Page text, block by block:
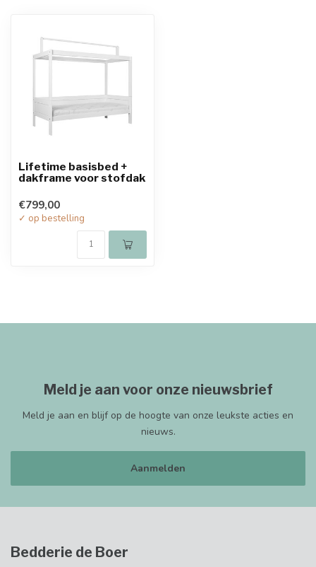
Lifetime basisbed +
dakframe voor stofdak
€799,00
✓ op bestelling
Meld je aan voor onze nieuwsbrief
Meld je aan en blijf op de hoogte van onze leukste acties en
nieuws.
Aanmelden
Bedderie de Boer